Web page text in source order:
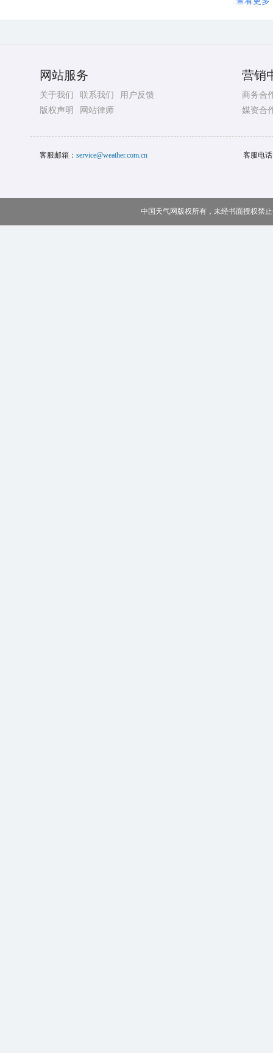
网站服务
关于我们 联系我们
用户反馈
版权声明
网站律师
营销
商务合
媒资合
客服邮箱： service@weather.com.cn 客服电
中国天气网版权所有，未经书面授权